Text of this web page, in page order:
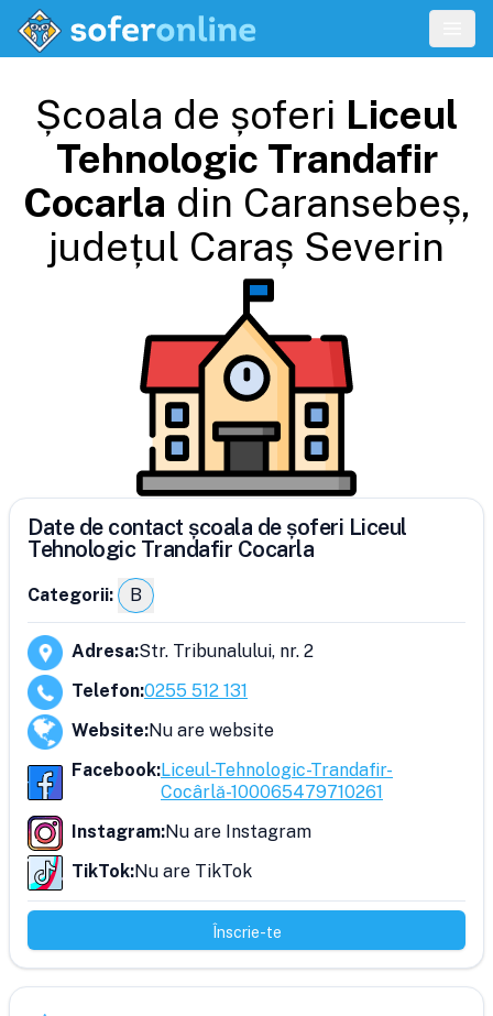
Școala de șoferi Liceul
Tehnologic Trandafir
Cocarla din Caransebeș,
județul Caraș Severin
Date de contact școala de șoferi Liceul
Tehnologic Trandafir Cocarla
Categorii: B
Adresa:Str. Tribunalului, nr. 2
Telefon:0255 512 131
Website:Nu are website
Facebook:Liceul-Tehnologic-Trandafir-
Cocârlă-100065479710261
Instagram:Nu are Instagram
TikTok:Nu are TikTok
Înscrie-te